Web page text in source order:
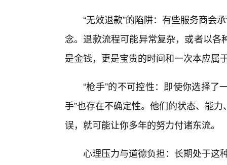
“无效退款”的陷阱：有些服务商会
念。退款流程可能异常复杂，或者以
是金钱，更是宝贵的时间和一次本应属
“枪手”的不可控性：即使你选择了
手”也存在不确定性。他们的状态、能
误，就可能让你多年的努力付诸东流。
心理压力与道德负担：长期处于这